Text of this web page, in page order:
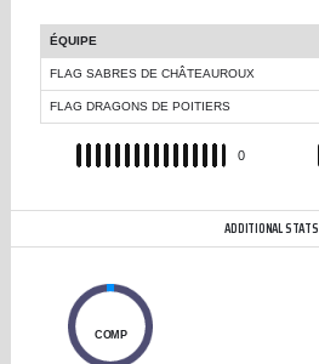
ÉQUIPE
FLAG SABRES DE CHÂTEAUROUX
FLAG DRAGONS DE POITIERS
0
ADDITIONAL STATS
COMP